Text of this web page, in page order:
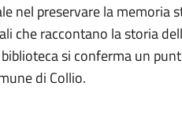
nel preservare la memoria
che raccontano la storia
si conferma un
di Collio.